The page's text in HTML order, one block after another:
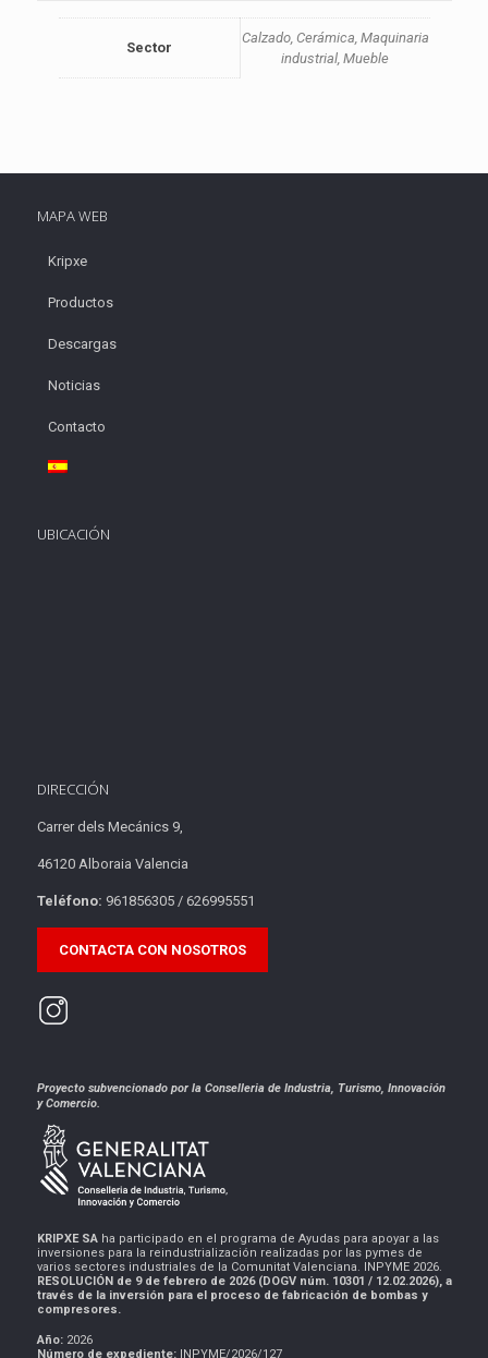
Sector
Calzado, Cerámica, Maquinaria
industrial, Mueble
MAPA WEB
Kripxe
Productos
Descargas
Noticias
Contacto
UBICACIÓN
DIRECCIÓN
Carrer dels Mecánics 9,
46120 Alboraia Valencia
Teléfono: 961856305 / 626995551
CONTACTA CON NOSOTROS
Proyecto subvencionado por la Conselleria de Industria, Turismo, Innovación
y Comercio.
KRIPXE SAha participado en el programa de Ayudas para apoyar a las
inversiones para la reindustrialización realizadas por las pymes de
varios sectores industriales de la Comunitat Valenciana. INPYME 2026.
RESOLUCIÓN de 9 de febrero de 2026 (DOGV núm. 10301 / 12.02.2026), a
través de la inversión para el proceso de fabricación de bombas y
compresores.
Año:2026
Número de expediente:INPYME/2026/127